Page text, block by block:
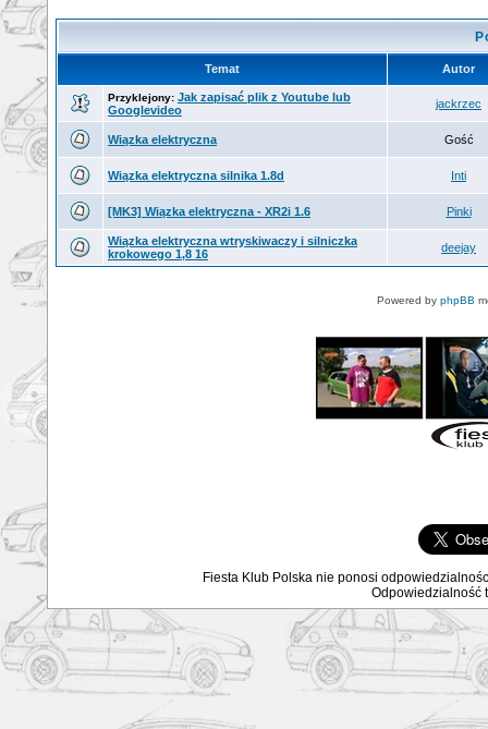
Temat Autor
Przyklejony: Jak zapisać plik z Youtube lub
Googlevideo
jackrzec
Wiązka elektryczna Gość
Wiązka elektryczna silnika 1.8d Inti
[MK3] Wiązka elektryczna - XR2i 1.6 Pinki
Wiązka elektryczna wtryskiwaczy i silniczka
krokowego 1,8 16
deejay
Powered by phpBB
Fiesta Klub Polska nie ponosi
Odpowiedzialność